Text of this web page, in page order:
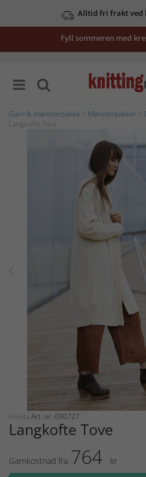
Alltid fri frakt ved
Fyll sommeren med
Garn & mønsterpakke Mønsterpakker
Langkofte Tove
Novita Art. nr: 090727
Langkofte Tove
Garnkostnad fra 764
kr